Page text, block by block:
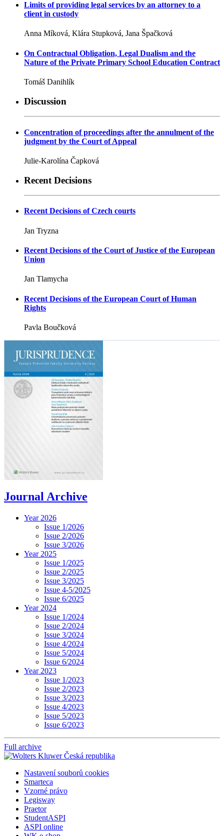
Limits of providing legal services by an attorney to a
client in custody
Anna Míková, Klára Stupková, Jana Špačková
On Contractual Obligation, Legal Dualism and the
Nature of the Private Primary School Education Contract
Tomáš Danihlík
Discussion
Concentration of proceedings after the annulment of the
judgment by the Court of Appeal
Julie-Karolína Čapková
Recent Decisions
Recent Decisions of Czech courts
Jan Tryzna
Recent Decisions of the Court of Justice of the European
Union
Jan Tlamycha
Recent Decisions of the European Court of Human
Rights
Pavla Boučková
Journal Archive
Year 2026
Issue 1/2026
Issue 2/2026
Issue 3/2026
Year 2025
Issue 1/2025
Issue 2/2025
Issue 3/2025
Issue 4-5/2025
Issue 6/2025
Year 2024
Issue 1/2024
Issue 2/2024
Issue 3/2024
Issue 4/2024
Issue 5/2024
Issue 6/2024
Year 2023
Issue 1/2023
Issue 2/2023
Issue 3/2023
Issue 4/2023
Issue 5/2023
Issue 6/2023
Full archive
Nastavení souborů cookies
Smarteca
Vzorné právo
Legisway
Praetor
StudentASPI
ASPI online